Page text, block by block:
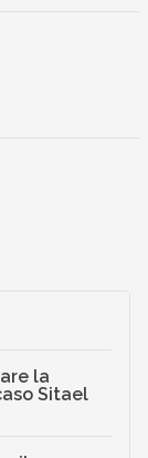
la
Sitael